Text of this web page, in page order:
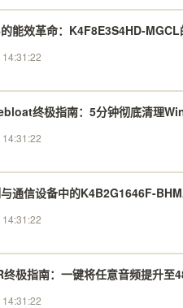
能效革命：K4F8E3S4HD-
终极指南：5分钟彻底清理
通信设备中的K4B2G1646F-
极指南：一键将任意音频提升至